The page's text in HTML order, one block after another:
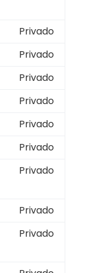
Privado
Privado
Privado
Privado
Privado
Privado
Privado
Privado
Privado